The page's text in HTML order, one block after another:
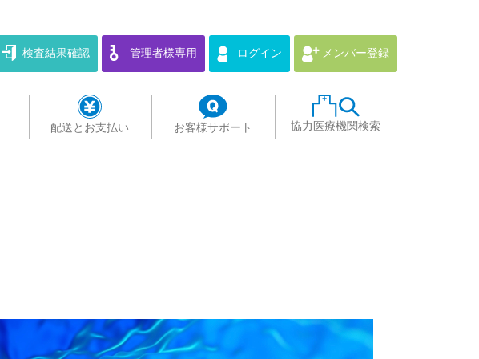
検査結果確認 管理者様専用 ログイン メンバー登録
配送とお支払い お客様サポート 協力医療機関検索